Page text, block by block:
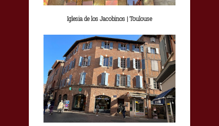
Iglesia de los Jacobinos | Toulouse